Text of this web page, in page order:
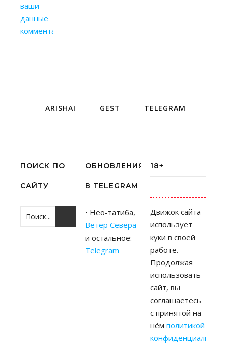
ваши
данные
комментариев
ARISHAI GEST TELEGRAM
ПОИСК ПО
САЙТУ
ОБНОВЛЕНИЯ
В TELEGRAM
• Нео-татиба,
Ветер Севера
и остальное:
Telegram
18+
Движок сайта
использует
куки в своей
работе.
Продолжая
использовать
сайт, вы
соглашаетесь
с принятой на
нём политикой